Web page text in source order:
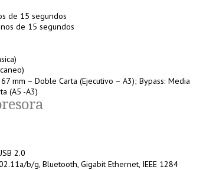
de 15 segundos
de 15 segundos
mm – Doble Carta (Ejecutivo – A3); Bypass: Media
(A5 -A3)
2.0
b/g, Bluetooth, Gigabit Ethernet, IEEE 1284